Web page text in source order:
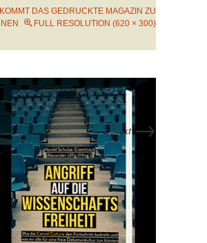
DAS GEDRUCKTE MAGAZIN ZU
FULL RESOLUTION (620 × 300)
Next→